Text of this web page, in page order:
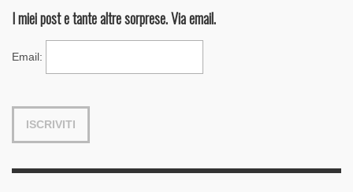
I miei post e tante altre sorprese. Via email.
Email: